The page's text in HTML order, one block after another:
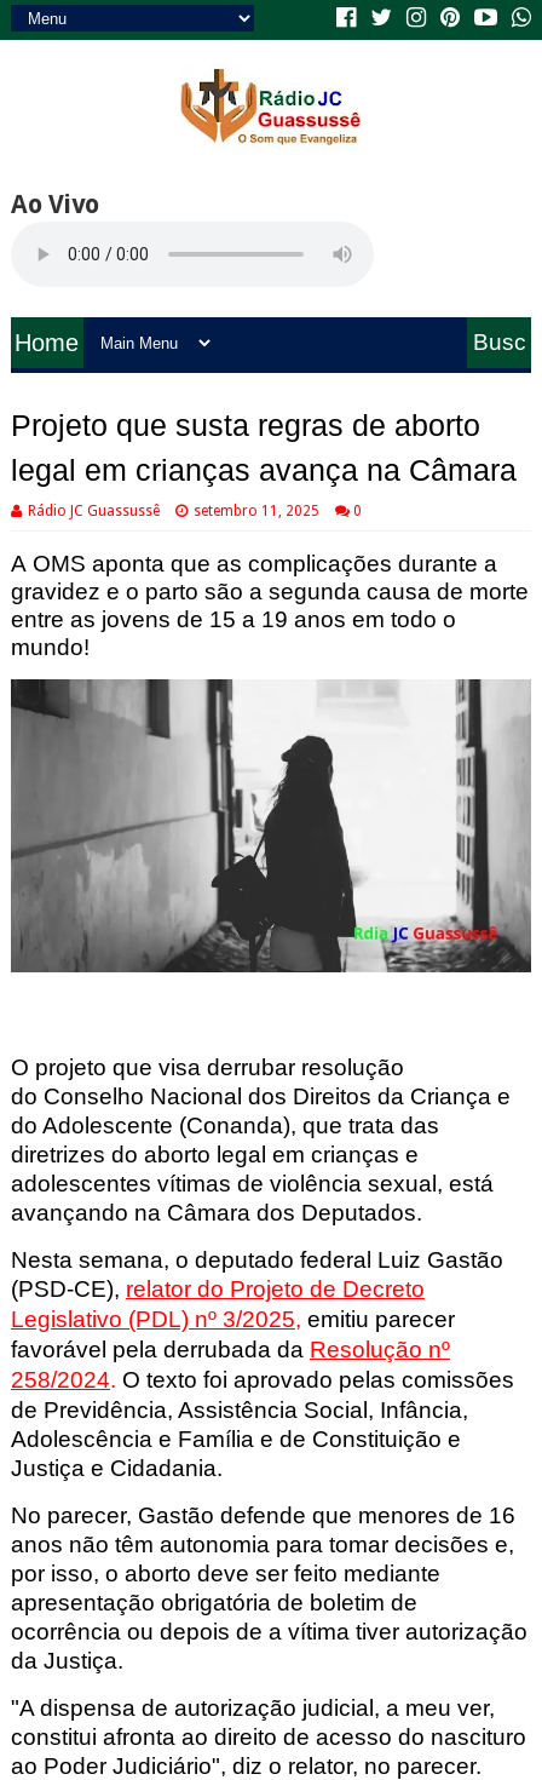
Ao Vivo
Home
Busc
Projeto que susta regras de aborto
legal em crianças avança na Câmara
Rádio JC Guassussê setembro 11, 2025 0
A OMS aponta que as complicações durante a
gravidez e o parto são a segunda causa de morte
entre as jovens de 15 a 19 anos em todo o
mundo!
O projeto que visa derrubar resolução
do Conselho Nacional dos Direitos da Criança e
do Adolescente (Conanda), que trata das
diretrizes do aborto legal em crianças e
adolescentes vítimas de violência sexual, está
avançando na Câmara dos Deputados.
Nesta semana, o deputado federal Luiz Gastão
(PSD-CE), relator do Projeto de Decreto
Legislativo (PDL) nº 3/2025, emitiu parecer
favorável pela derrubada da Resolução nº
258/2024. O texto foi aprovado pelas comissões
de Previdência, Assistência Social, Infância,
Adolescência e Família e de Constituição e
Justiça e Cidadania.
No parecer, Gastão defende que menores de 16
anos não têm autonomia para tomar decisões e,
por isso, o aborto deve ser feito mediante
apresentação obrigatória de boletim de
ocorrência ou depois de a vítima tiver autorização
da Justiça.
"A dispensa de autorização judicial, a meu ver,
constitui afronta ao direito de acesso do nascituro
ao Poder Judiciário", diz o relator, no parecer.